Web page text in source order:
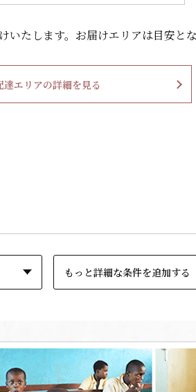
いたします。 お届けエリアは目安と
達エリアの詳細を見る
もっと詳細な条件を追加する